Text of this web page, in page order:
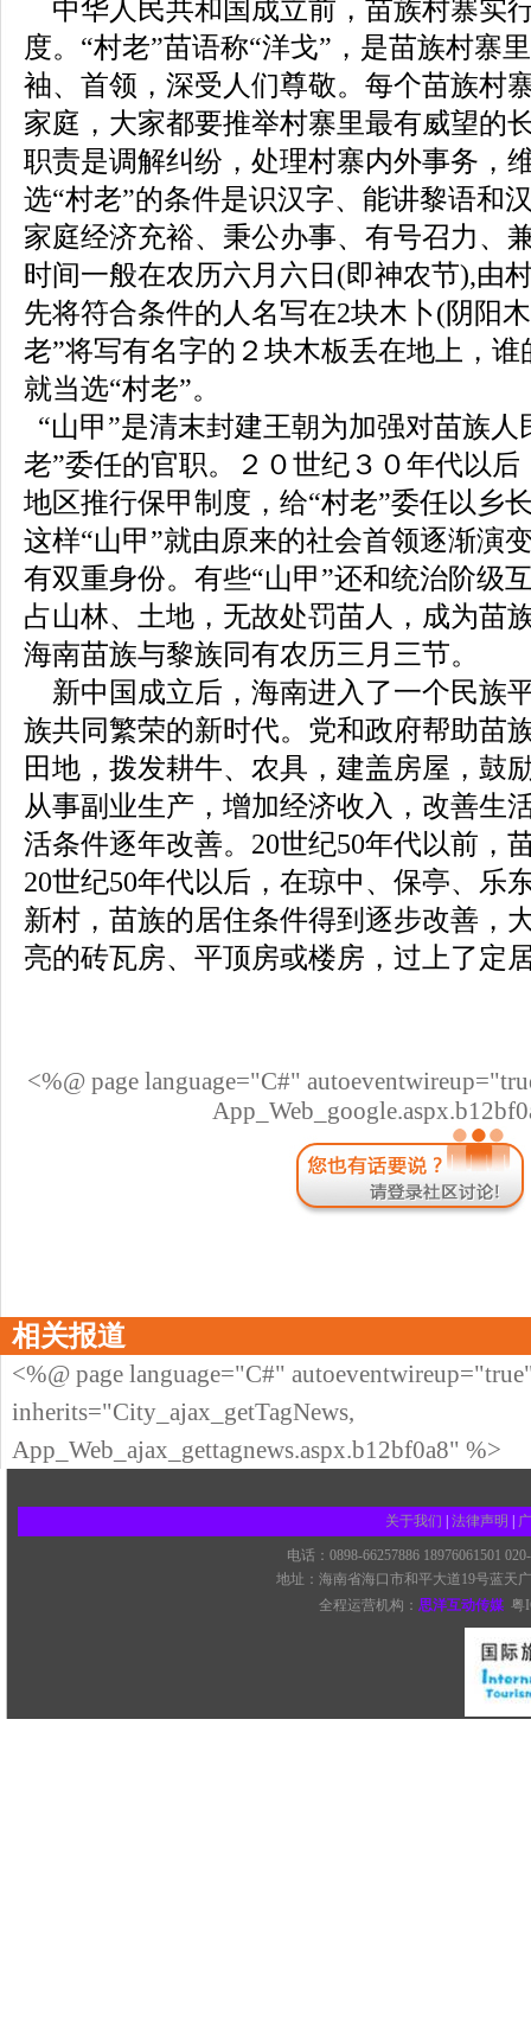
中华人民共和国成立前，苗族村寨实
度。“村老”苗语称“洋戈”，是苗族村寨
袖、首领，深受人们尊敬。每个苗族村
家庭，大家都要推举村寨里最有威望的
职责是调解纠纷，处理村寨内外事务，
选“村老”的条件是识汉字、能讲黎语和
家庭经济充裕、秉公办事、有号召力、
时间一般在农历六月六日(即神农节),由
先将符合条件的人名写在2块木卜(阴阳
老”将写有名字的２块木板丢在地上，
就当选“村老”。
“山甲”是清末封建王朝为加强对苗族
老”委任的官职。２０世纪３０年代以
地区推行保甲制度，给“村老”委任以乡
这样“山甲”就由原来的社会首领逐渐演
有双重身份。有些“山甲”还和统治阶级
占山林、土地，无故处罚苗人，成为苗
海南苗族与黎族同有农历三月三节。
新中国成立后，海南进入了一个民族
族共同繁荣的新时代。党和政府帮助苗
田地，拨发耕牛、农具，建盖房屋，鼓
从事副业生产，增加经济收入，改善生
活条件逐年改善。20世纪50年代以前，
20世纪50年代以后，在琼中、保亭、乐
新村，苗族的居住条件得到逐步改善，
亮的砖瓦房、平顶房或楼房，过上了定
<%@ page language="C#"
相关报道
<%@ page language="C#"
inherits="City_ajax_getTagNews,
App_Web_ajax_gettagnews.aspx.b12bf0a8" %>
关于我们 法律声明
电话：0898-66257886 18976061501
地址：海南省海口市和平大道19号蓝天
全程运营机构：思洋互动传媒 粤